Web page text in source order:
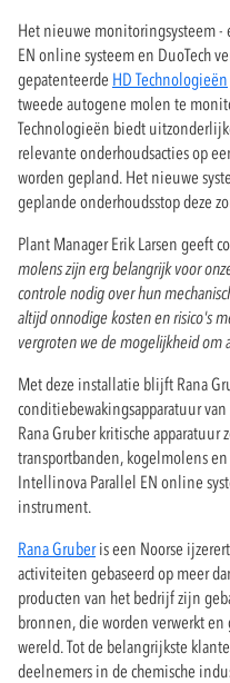
Het nieuwe monitoringsysteem -
EN online systeem en DuoTech
gepatenteerde HD Technologieën
tweede autogene molen te
Technologieën biedt
relevante onderhoudsacties op
worden gepland. Het nieuwe
geplande onderhoudsstop deze
Plant Manager Erik Larsen geeft
molens zijn erg belangrijk voor
controle nodig over hun
altijd onnodige kosten en risico's
vergroten we de mogelijkheid om
Met deze installatie blijft Rana
conditiebewakingsapparatuur
Rana Gruber kritische apparatuur
transportbanden, kogelmolens
Intellinova Parallel EN online
instrument.
Rana Gruberis een Noorse
activiteiten gebaseerd op meer
producten van het bedrijf zijn
bronnen, die worden verwerkt
wereld. Tot de belangrijkste
deelnemers in de chemische